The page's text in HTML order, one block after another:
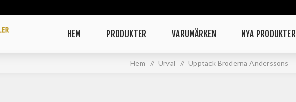
HEM PRODUKTER VARUMÄRKEN NYA PRODUKTER
Hem / Urval / Upptäck Bröderna Anderssons